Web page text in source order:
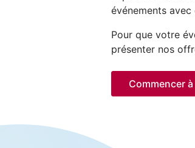
événements
Pour que votre
présenter nos
Commencer